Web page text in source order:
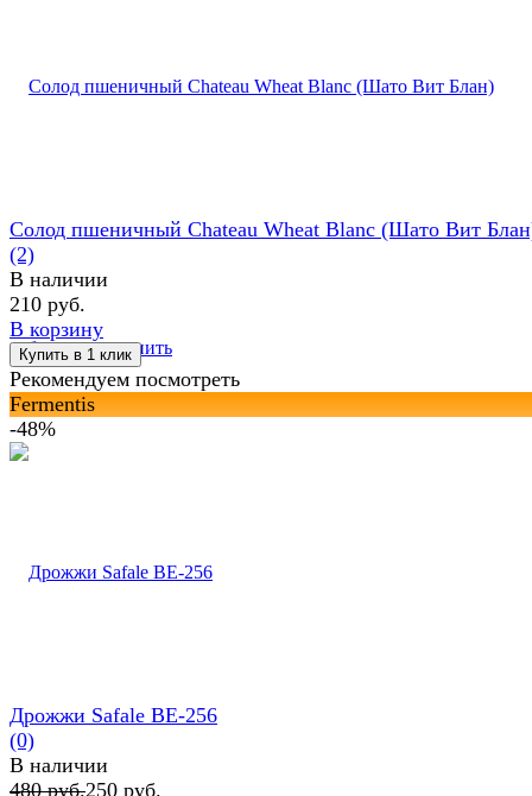
избранное сравнить
Солод пшеничный Chateau Wheat Blanc (Шато Вит
(2)
В наличии
210 руб.
В корзину
Рекомендуем посмотреть
Fermentis
-48%
Дрожжи Safale BE-256
(0)
В наличии
480 руб.250 руб.